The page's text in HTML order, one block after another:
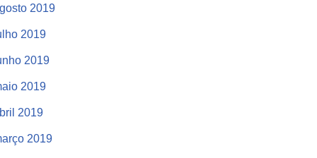
2019
2019
2019
2019
2019
2019